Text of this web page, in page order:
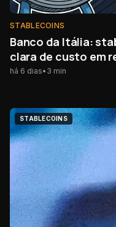
STABLECOINS
Banco da Itália:
clara de custo em
há 6 dias• 3 min
STABLECOINS